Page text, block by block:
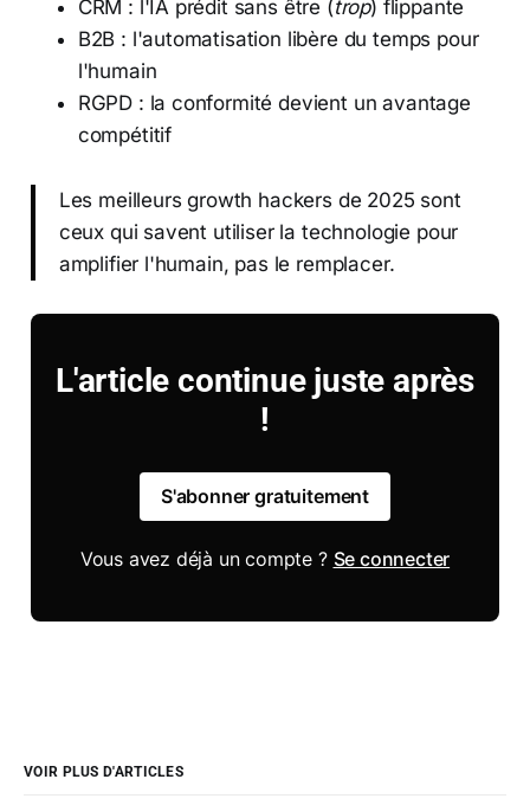
CRM : l'IA prédit sans être (trop) flippante
B2B : l'automatisation libère du temps pour
l'humain
RGPD : la conformité devient un avantage
compétitif
Les meilleurs growth hackers de 2025 sont
ceux qui savent utiliser la technologie pour
amplifier l'humain, pas le remplacer.
L'article continue juste après
!
S'abonner gratuitement
Vous avez déjà un compte ? Se connecter
VOIR PLUS D'ARTICLES